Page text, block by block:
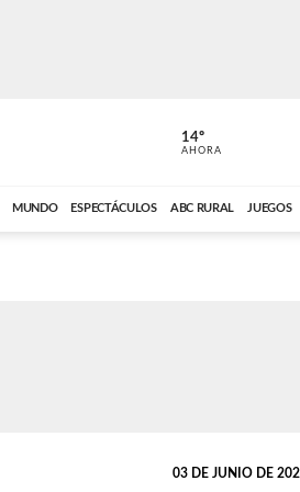
ABC CARDINAL
14º
AHORA
MUNDO ESPECTÁCULOS ABC RURAL JUEGOS
03 DE JUNIO DE